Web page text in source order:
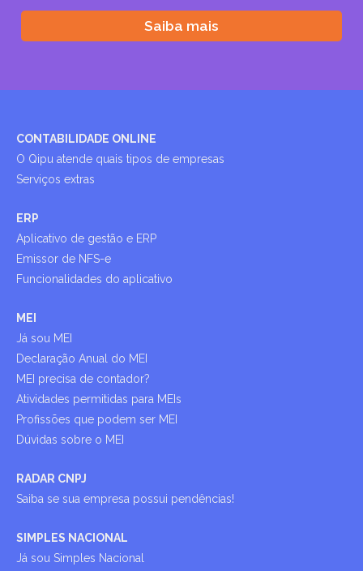
Saiba mais
CONTABILIDADE ONLINE
O Qipu atende quais tipos de empresas
Serviços extras
ERP
Aplicativo de gestão e ERP
Emissor de NFS-e
Funcionalidades do aplicativo
MEI
Já sou MEI
Declaração Anual do MEI
MEI precisa de contador?
Atividades permitidas para MEIs
Profissões que podem ser MEI
Dúvidas sobre o MEI
RADAR CNPJ
Saiba se sua empresa possui pendências!
SIMPLES NACIONAL
Já sou Simples Nacional